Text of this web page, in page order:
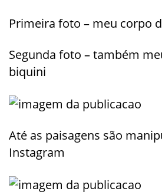
Primeira foto – meu corpo
Segunda foto – também
biquini
Até as paisagens são
Instagram